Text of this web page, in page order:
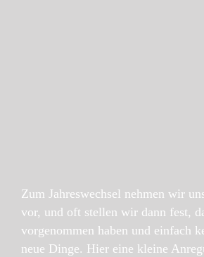
Zum Jahreswechsel nehmen wir
vor, und oft stellen wir dann fest,
vorgenommen haben und einfach
neue Dinge. Hier eine kleine